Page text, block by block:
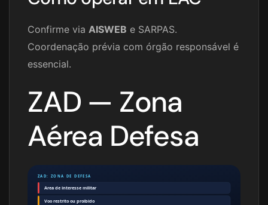
Confirme via AISWEB e SARPAS.
Coordenação prévia com órgão responsável é
essencial.
ZAD — Zona
Aérea Defesa
ZAD: ZONA DE DEFESA
Area de interesse militar
Voo restrito ou proibido